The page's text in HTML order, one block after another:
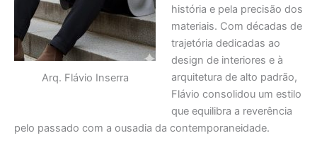
Arq. Flávio Inserra
história e pela precisão dos
materiais. Com décadas de
trajetória dedicadas ao
design de interiores e à
arquitetura de alto padrão,
Flávio consolidou um estilo
que equilibra a reverência
pelo passado com a ousadia da contemporaneidade.